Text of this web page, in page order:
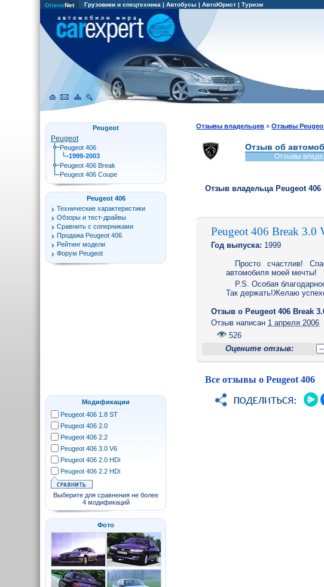
OriensNet Грузовики и спецтехника | Автобусы | АвтоЮрист | Туризм
Отзывы владельцев »Отзывы
Отзыв об
Отзывы
Отзыв владельца Peugeot 406
Peugeot 406 Break 3.0
Год выпуска: 1999
Просто счастлив!
автомобиля моей мечты!
P.S. Особая
Так держать!Желаю
Отзыв o Peugeot 406 Break
Отзыв написан 1 апреля 2006
526
Оцените отзыв:
Все отзывы о Peugeot 406
Peugeot
Peugeot
Peugeot 406
1999-2003
Peugeot 406 Break
Peugeot 406 Coupe
Peugeot 406
Технические характеристики
Обзоры и тест-драйвы
Сравнить с соперниками
Продажа Peugeot 406
Рейтинг модели
Форум Peugeot
Модификации
Peugeot 406 1.8 ST
Peugeot 406 2.0
Peugeot 406 2.2
Peugeot 406 3.0 V6
Peugeot 406 2.0 HDi
Peugeot 406 2.2 HDi
Выберите для сравнения не более
4 модификаций
Фото